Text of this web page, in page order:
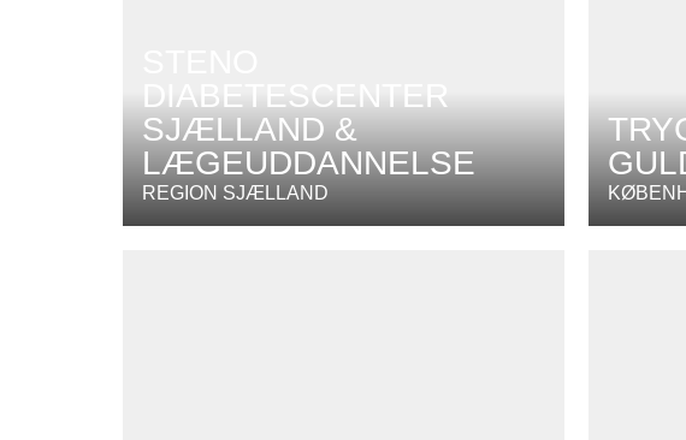
DIABETESCENTER
SJÆLLAND &
LÆGEUDDANNELSE
REGION SJÆLLAND